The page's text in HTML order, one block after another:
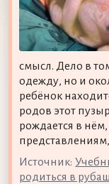
смысл. Дело в
одежду, но и
ребёнок
родов этот
рождается в
представлениям,
Источник:
родиться в